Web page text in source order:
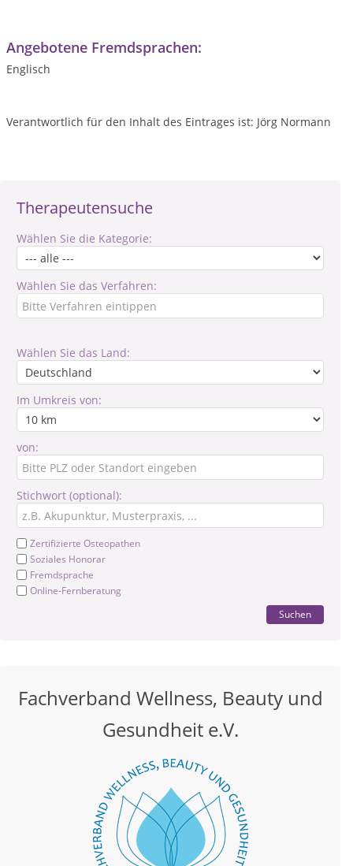
Therapeutensuche
Wählen Sie die Kategorie:
Wählen Sie das Verfahren:
Wählen Sie das Land:
Im Umkreis von:
von:
Stichwort (optional):
Zertifizierte Osteopathen
Soziales Honorar
Fremdsprache
Online-Fernberatung
Suchen
Fachverband Wellness, Beauty und
Gesundheit e.V.
Angebotene Fremdsprachen:
Englisch
Verantwortlich für den Inhalt des Eintrages ist: Jörg Normann